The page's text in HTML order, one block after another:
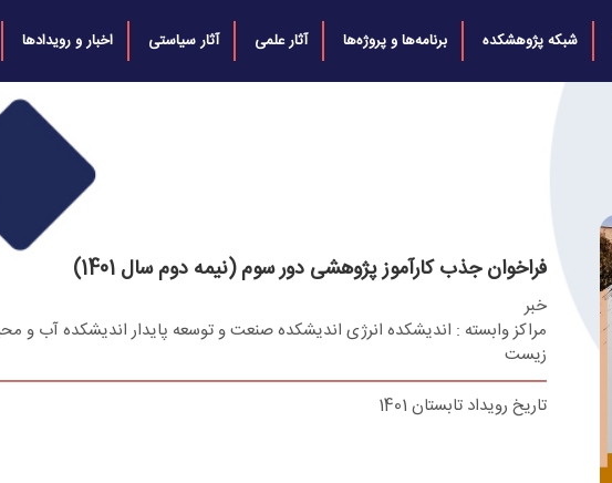
شبکه پژوهشکده برنامه‌ها و پروژه‌ها آثار علمی آثار سیاستی اخبار و رویدادها
فراخوان جذب کارآموز پژوهشی دور سوم (نيمه دوم سال 1401)
خبر
مراکز وابسته : اندیشکده انرژی اندیشکده صنعت و توسعه پایدار اندیشکده آب و
زیست
تاریخ رویداد تابستان 1401